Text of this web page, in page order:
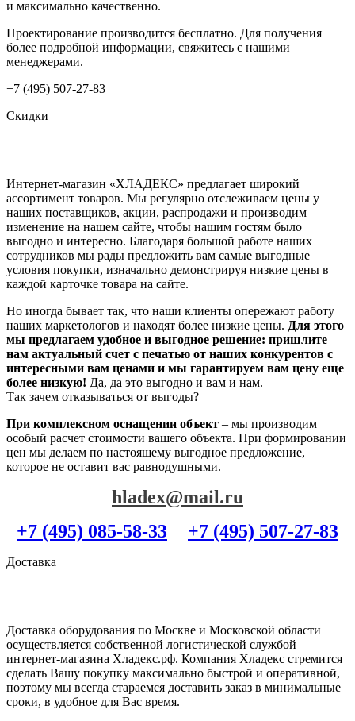
и максимально качественно.
Проектирование производится бесплатно. Для получения
более подробной информации, свяжитесь с нашими
менеджерами.
+7 (495) 507-27-83
Скидки
Интернет-магазин «ХЛАДЕКС» предлагает широкий
ассортимент товаров. Мы регулярно отслеживаем цены у
наших поставщиков, акции, распродажи и производим
изменение на нашем сайте, чтобы нашим гостям было
выгодно и интересно. Благодаря большой работе наших
сотрудников мы рады предложить вам самые выгодные
условия покупки, изначально демонстрируя низкие цены в
каждой карточке товара на сайте.
Но иногда бывает так, что наши клиенты опережают работу
наших маркетологов и находят более низкие цены. Для этого
мы предлагаем удобное и выгодное решение: пришлите
нам актуальный счет с печатью от наших конкурентов с
интересными вам ценами и мы гарантируем вам цену еще
более низкую! Да, да это выгодно и вам и нам.
Так зачем отказываться от выгоды?
При комплексном оснащении объект – мы производим
особый расчет стоимости вашего объекта. При формировании
цен мы делаем по настоящему выгодное предложение,
которое не оставит вас равнодушными.
hladex@mail.ru
+7 (495) 085-58-33
+7 (495) 507-27-83
Доставка
Доставка оборудования по Москве и Московской области
осуществляется собственной логистической службой
интернет-магазина Хладекс.рф. Компания Хладекс стремится
сделать Вашу покупку максимально быстрой и оперативной,
поэтому мы всегда стараемся доставить заказ в минимальные
сроки, в удобное для Вас время.